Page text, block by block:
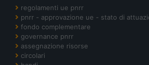
regolamenti ue pnrr
pnrr - approvazione ue - stato di
fondo complementare
governance pnrr
assegnazione risorse
circolari